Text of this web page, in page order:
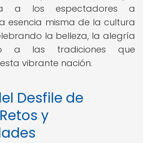
a los espectadores a
esencia misma de la cultura
la belleza, la alegría
a las tradiciones que
vibrante nación.
Desfile de
y